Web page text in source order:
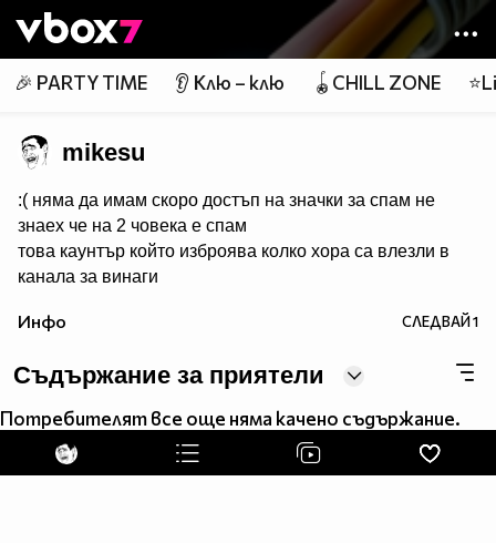
👾
🎉 PARTY TIME 👂 Клю – клю 🪀CHILL ZONE
mikesu
:( няма да имам скоро достъп на значки за спам не
знаех че на 2 човека е спам
това каунтър който изброява колко хора са влезли в
канала за винаги
page counters
Инфо СЛЕДВАЙ1
Съдържание за приятели
Потребителят все още няма качено съдържание.